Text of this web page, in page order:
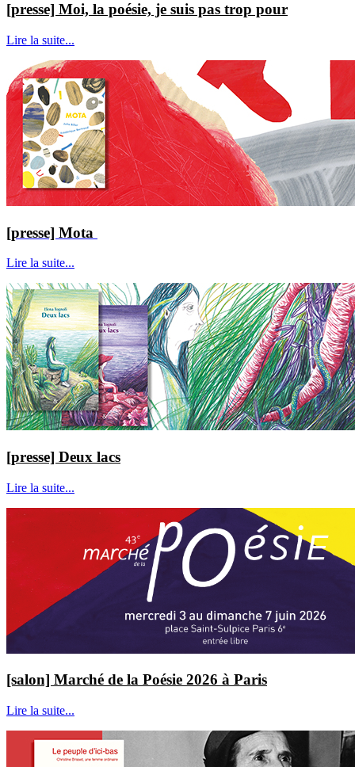
[presse] Moi, la poésie, je suis pas trop pour
Lire la suite...
[presse] Mota
Lire la suite...
[presse] Deux lacs
Lire la suite...
[salon] Marché de la Poésie 2026 à Paris
Lire la suite...